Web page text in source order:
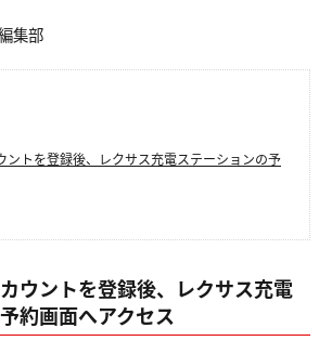
集部
ントを登録後、レクサス充電ステーションの予
ウントを登録後、レクサス充電
約画面へアクセス